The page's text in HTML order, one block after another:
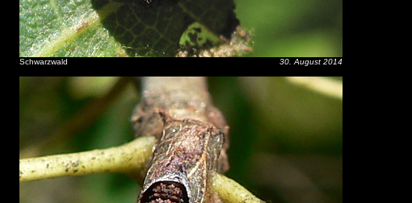
Schwarzwald 30. August 2014